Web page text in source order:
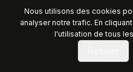
Nous utilisons des cookies
analyser notre trafic. En
l'utilisation de tous